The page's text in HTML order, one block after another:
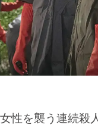
性を襲う連続殺